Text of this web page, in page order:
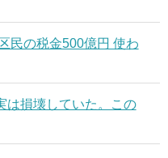
民の税金500億円 使わ
は損壊していた。この